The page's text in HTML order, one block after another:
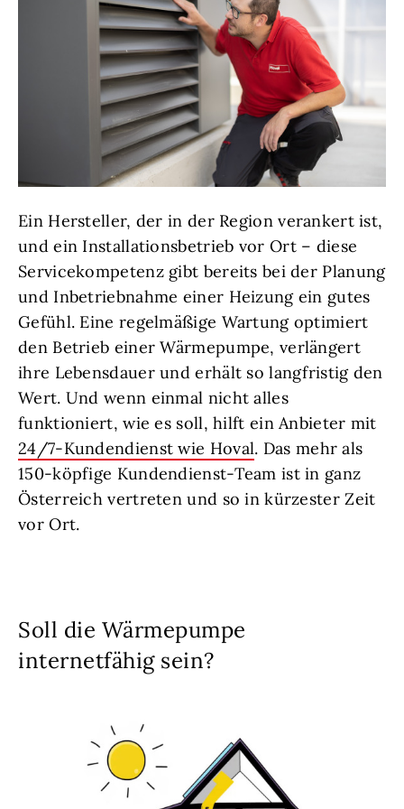
Ein Hersteller, der in der Region verankert ist,
und ein Installationsbetrieb vor Ort – diese
Servicekompetenz gibt bereits bei der Planung
und Inbetriebnahme einer Heizung ein gutes
Gefühl. Eine regelmäßige Wartung optimiert
den Betrieb einer Wärmepumpe, verlängert
ihre Lebensdauer und erhält so langfristig den
Wert. Und wenn einmal nicht alles
funktioniert, wie es soll, hilft ein Anbieter mit
24/7-Kundendienst wie Hoval. Das mehr als
150-köpfige Kundendienst-Team ist in ganz
Österreich vertreten und so in kürzester Zeit
vor Ort.
Soll die Wärmepumpe
internetfähig sein?